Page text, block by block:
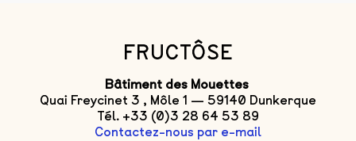
FRUCTÔSE
Bâtiment des Mouettes
Quai Freycinet 3 , Môle 1 — 59140 Dunkerque
Tél. +33 (0)3 28 64 53 89
Contactez-nous par e-mail